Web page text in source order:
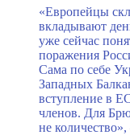
«Европейцы
вкладывают
уже сейчас
поражения
Сама по себе
Западных
вступление в
членов. Для
не